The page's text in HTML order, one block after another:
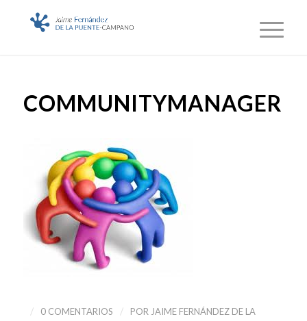
COMMUNITYMANAGER
/ 0 COMENTARIOS / POR JAIME FERNÁNDEZ DE LA